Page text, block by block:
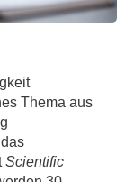
Thema aus
Scientific